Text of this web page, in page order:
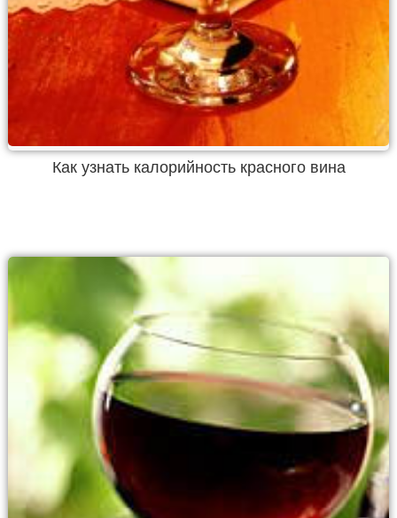
Как узнать калорийность красного вина